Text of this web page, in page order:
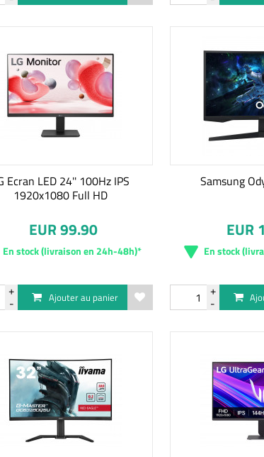
Ecran LED 24'' 100Hz IPS
1920x1080 Full HD
EUR 99.90
En stock (livraison en 24h-48h)*
Ajouter au panier
Samsung
EUR
En stock